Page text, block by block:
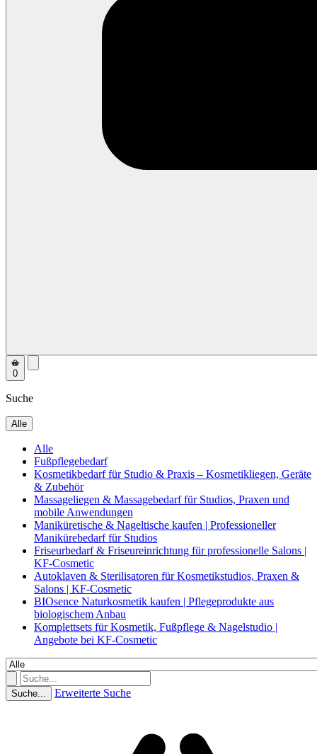
0
Suche
Alle
Alle
Fußpflegebedarf
Kosmetikbedarf für Studio & Praxis – Kosmetikliegen, Geräte
& Zubehör
Massageliegen & Massagebedarf für Studios, Praxen und
mobile Anwendungen
Maniküretische & Nageltische kaufen | Professioneller
Manikürebedarf für Studios
Friseurbedarf & Friseureinrichtung für professionelle Salons |
KF-Cosmetic
Autoklaven & Sterilisatoren für Kosmetikstudios, Praxen &
Salons | KF-Cosmetic
BIOsence Naturkosmetik kaufen | Pflegeprodukte aus
biologischem Anbau
Komplettsets für Kosmetik, Fußpflege & Nagelstudio |
Angebote bei KF-Cosmetic
Suche... Erweiterte Suche